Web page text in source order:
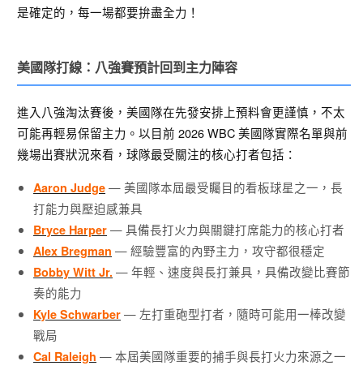
是確定的，每一場都要拚盡全力！
美國隊打線：八強賽預計回到主力陣容
進入八強淘汰賽後，美國隊在先發安排上預料會更謹慎，不太
可能再輕易保留主力。以目前 2026 WBC 美國隊實際名單與前
幾場出賽狀況來看，球隊最受關注的核心打者包括：
Aaron Judge — 美國隊本屆最受矚目的看板球星之一，長
打能力與壓迫感兼具
Bryce Harper — 具備長打火力與關鍵打席能力的核心打者
Alex Bregman — 經驗豐富的內野主力，攻守都很穩定
Bobby Witt Jr. — 年輕、速度與長打兼具，具備改變比賽節
奏的能力
Kyle Schwarber — 左打重砲型打者，隨時可能用一棒改變
戰局
Cal Raleigh — 本屆美國隊重要的捕手與長打火力來源之一